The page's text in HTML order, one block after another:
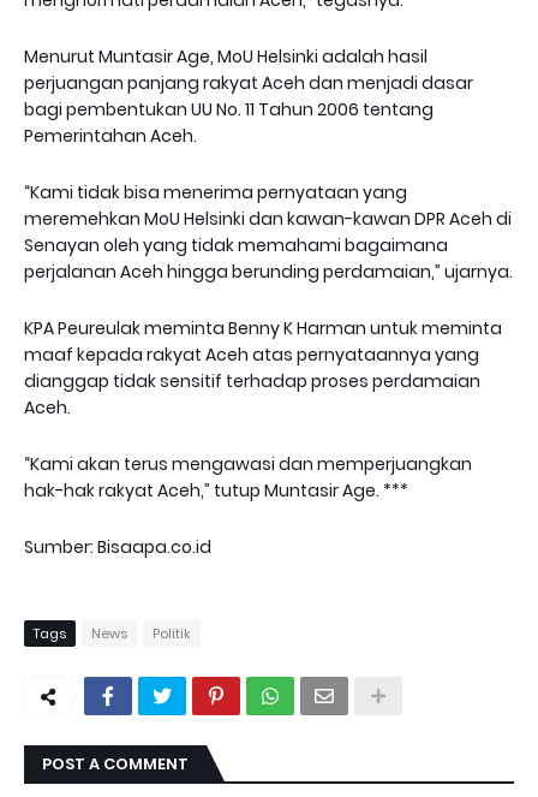
‎Menurut Muntasir Age, MoU Helsinki adalah hasil
perjuangan panjang rakyat Aceh dan menjadi dasar
bagi pembentukan UU No. 11 Tahun 2006 tentang
Pemerintahan Aceh.
‎“Kami tidak bisa menerima pernyataan yang
meremehkan MoU Helsinki dan kawan-kawan DPR Aceh di
Senayan oleh yang tidak memahami bagaimana
perjalanan Aceh hingga berunding perdamaian,” ujarnya.
‎KPA Peureulak meminta Benny K Harman untuk meminta
maaf kepada rakyat Aceh atas pernyataannya yang
dianggap tidak sensitif terhadap proses perdamaian
Aceh.
‎“Kami akan terus mengawasi dan memperjuangkan
hak-hak rakyat Aceh,” tutup Muntasir Age. ***
Sumber: Bisaapa.co.id
Tags News Politik
POST A COMMENT